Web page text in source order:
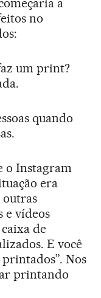
a
no
um print?
quando
o Instagram
era
outras
e vídeos
de
E você
Nos
printando